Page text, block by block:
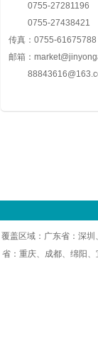
0755-27281196
0755-27438421
传真： 0755-61675788
邮箱：
覆盖区域：广东省：深
省：重庆、成都、绵阳